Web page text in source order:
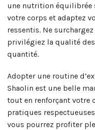
une nutrition équilibrée
votre corps et adaptez
ressentis. Ne
privilégiez la qualité
quantité.
Adopter une routine
Shaolin est une belle
tout en renforçant votre
pratiques
vous pourrez profiter